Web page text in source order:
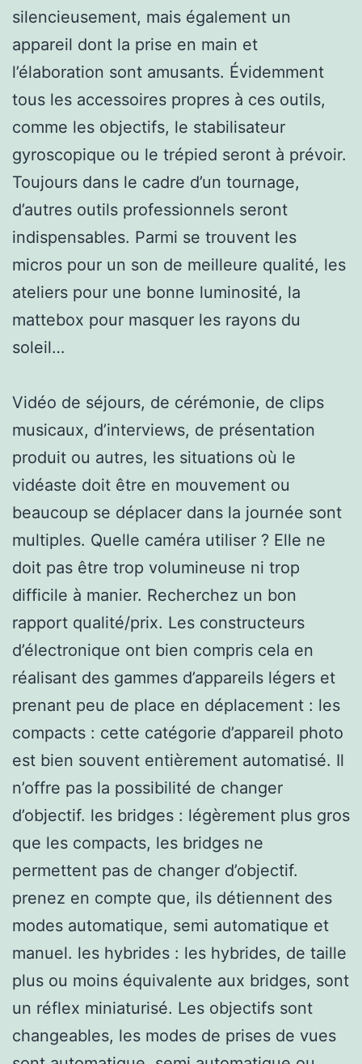
silencieusement, mais également un
appareil dont la prise en main et
l’élaboration sont amusants. Évidemment
tous les accessoires propres à ces outils,
comme les objectifs, le stabilisateur
gyroscopique ou le trépied seront à prévoir.
Toujours dans le cadre d’un tournage,
d’autres outils professionnels seront
indispensables. Parmi se trouvent les
micros pour un son de meilleure qualité, les
ateliers pour une bonne luminosité, la
mattebox pour masquer les rayons du
soleil…
Vidéo de séjours, de cérémonie, de clips
musicaux, d’interviews, de présentation
produit ou autres, les situations où le
vidéaste doit être en mouvement ou
beaucoup se déplacer dans la journée sont
multiples. Quelle caméra utiliser ? Elle ne
doit pas être trop volumineuse ni trop
difficile à manier. Recherchez un bon
rapport qualité/prix. Les constructeurs
d’électronique ont bien compris cela en
réalisant des gammes d’appareils légers et
prenant peu de place en déplacement : les
compacts : cette catégorie d’appareil photo
est bien souvent entièrement automatisé. Il
n’offre pas la possibilité de changer
d’objectif. les bridges : légèrement plus gros
que les compacts, les bridges ne
permettent pas de changer d’objectif.
prenez en compte que, ils détiennent des
modes automatique, semi automatique et
manuel. les hybrides : les hybrides, de taille
plus ou moins équivalente aux bridges, sont
un réflex miniaturisé. Les objectifs sont
changeables, les modes de prises de vues